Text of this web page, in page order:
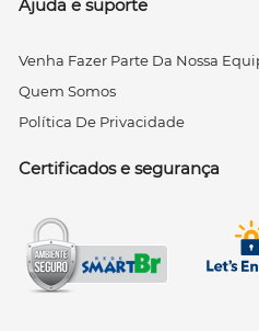
Ajuda e suporte
Venha Fazer Parte Da Nossa
Quem Somos
Política De Privacidade
Certificados e segurança